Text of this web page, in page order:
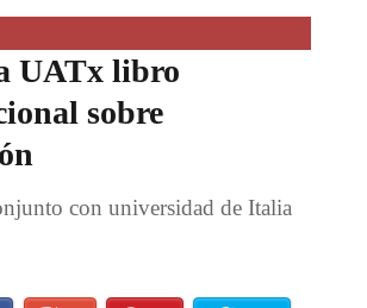
UATx libro
sobre
con universidad de Italia